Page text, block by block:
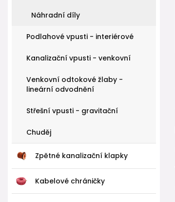
Náhradní díly
Podlahové vpusti - interiérové
Kanalizační vpusti - venkovní
Venkovní odtokové žlaby -
lineární odvodnění
Střešní vpusti - gravitační
Chuděj
Zpětné kanalizační klapky
Kabelové chráničky